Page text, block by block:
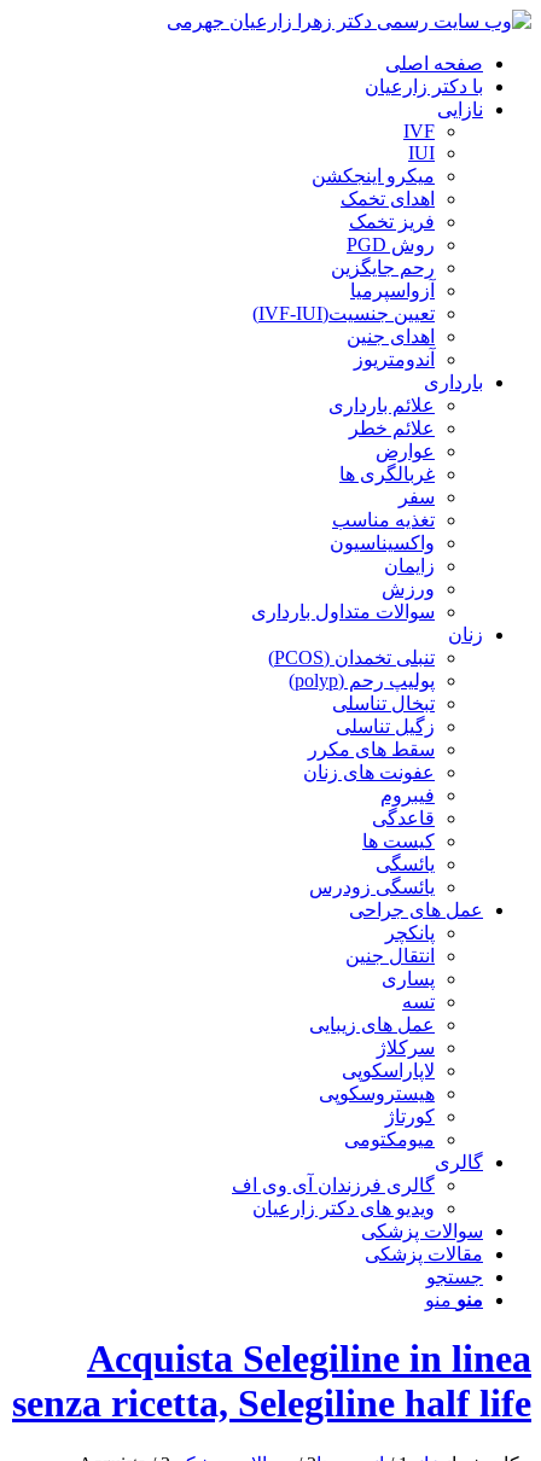
صفحه اصلی
با دکتر زارعیان
نازایی
IVF
IUI
میکرو اینجکشن
اهدای تخمک
فریز تخمک
روش PGD
رحم جایگزین
آزواسپرمیا
تعیین جنسیت(IVF-IUI)
اهدای جنین
آندومتریوز
بارداری
علائم بارداری
علائم خطر
عوارض
غربالگری ها
سفر
تغذیه مناسب
واکسیناسیون
زایمان
ورزش
سوالات متداول بارداری
زنان
تنبلی تخمدان (PCOS)
پولیپ رحم (polyp)
تبخال تناسلی
زگیل تناسلی
سقط های مکرر
عفونت های زنان
فیبروم
قاعدگی
کیست ها
یائسگی
یائسگی زودرس
عمل های جراحی
پانکچر
انتقال جنین
پساری
تسه
عمل های زیبایی
سرکلاژ
لاپاراسکوپی
هیستروسکوپی
کورتاژ
میومکتومی
گالری
گالری فرزندان آی وی اف
ویدیو های دکتر زارعیان
سوالات پزشکی
مقالات پزشکی
جستجو
منو منو
Acquista Selegiline in linea
senza ricetta, Selegiline half life